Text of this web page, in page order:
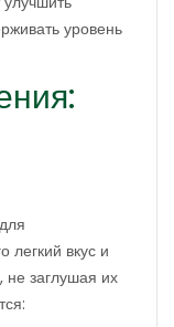
уровень
легкий вкус и
заглушая их